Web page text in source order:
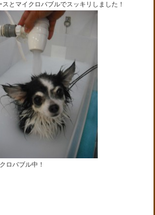
とマイクロバブルでスッキリしました！
ロバブル中！